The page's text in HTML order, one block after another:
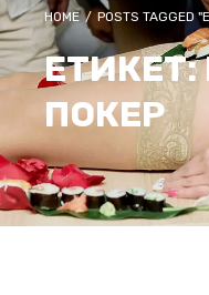
HOME / POSTS TAGGED
ЕТИКЕТ:
ПОКЕР